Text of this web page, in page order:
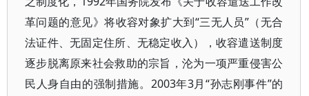
革问题的意见》将收容对象扩大到“三无人员”（无合
法证件、无固定住所、无稳定收入），收容遣送制度
逐步脱离原来社会救助的宗旨，沦为一项严重侵害公
民人身自由的强制措施。2003年3月“孙志刚事件”的